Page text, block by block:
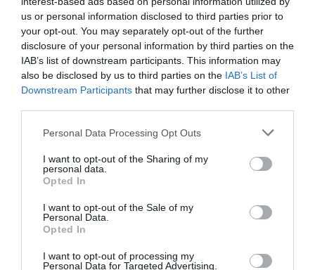
us or personal information disclosed to third parties prior to
your opt-out. You may separately opt-out of the further
disclosure of your personal information by third parties on the
IAB’s list of downstream participants. This information may
also be disclosed by us to third parties on the IAB’s List of
Downstream Participants that may further disclose it to other
Please note that this website/app uses one or more Google
not limited to your visit or usage behaviour. You may click to
grant or deny consent to Google and its third-party tags to
use your data for below specified purposes in below Google
consent section.
Personal Data Processing Opt Outs
I want to opt-out of the Sharing of my
personal data.
Opted In
I want to opt-out of the Sale of my
Personal Data.
Opted In
I want to opt-out of processing my
Personal Data for Targeted Advertising.
CRISTIANO RONALDO
Georgina partilha 'tornado' chamado abertura
das prendas de Natal